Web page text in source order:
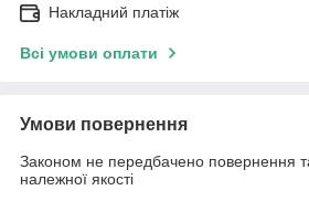
Накладний платіж
Всі умови оплати
Умови повернення
Законом не передбачено повернення
належної якості